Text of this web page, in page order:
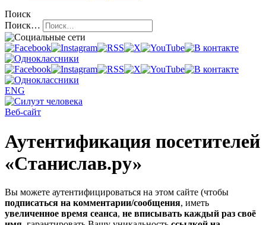
Поиск
Поиск…
ENG
Веб-сайт
Аутентификация посетителей
«Станислав.ру»
Вы можете аутентифицироваться на этом сайте (чтобы
подписаться на комментарии/сообщения, иметь
увеличенное время сеанса, не вписывать каждый раз своё